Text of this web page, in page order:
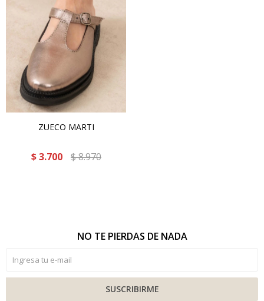
ZUECO MARTI
$ 3.700 $8.970
NO TE PIERDAS DE NADA
SUSCRIBIRME